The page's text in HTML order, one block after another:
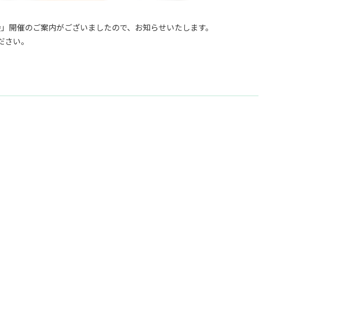
催のご案内がございましたので、お知らせいたします。
い。